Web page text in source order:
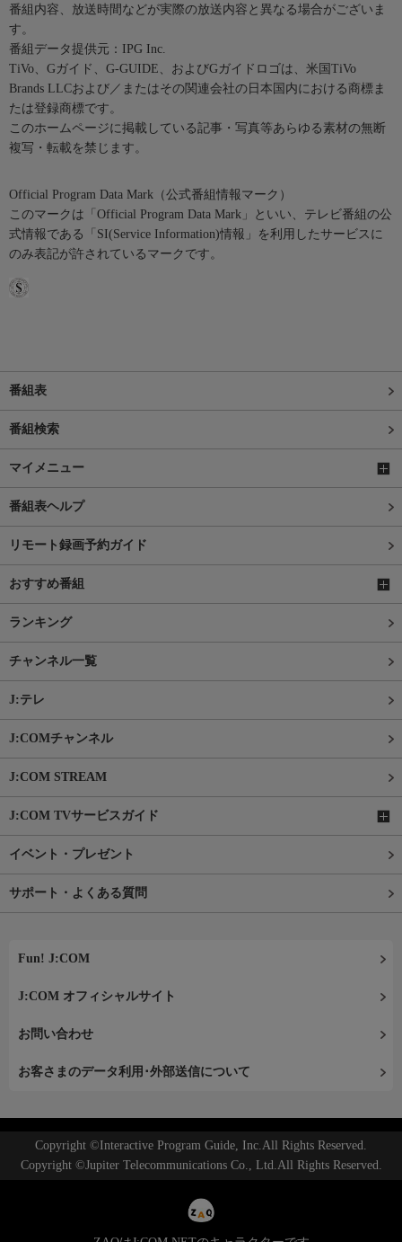
番組内容、放送時間などが実際の放送内容と異なる場合がございま
す。
番組データ提供元：IPG Inc.
TiVo、Gガイド、G-GUIDE、およびGガイドロゴは、米国TiVo
Brands LLCおよび／またはその関連会社の日本国内における商標ま
たは登録商標です。
このホームページに掲載している記事・写真等あらゆる素材の無断
複写・転載を禁じます。
Official Program Data Mark（公式番組情報マーク）
このマークは「Official Program Data Mark」といい、テレビ番組の公
式情報である「SI(Service Information)情報」を利用したサービスに
のみ表記が許されているマークです。
番組表
番組検索
マイメニュー
番組表ヘルプ
リモート録画予約ガイド
おすすめ番組
ランキング
チャンネル一覧
J:テレ
J:COMチャンネル
J:COM STREAM
J:COM TVサービスガイド
イベント・プレゼント
サポート・よくある質問
Fun! J:COM
J:COM オフィシャルサイト
お問い合わせ
お客さまのデータ利用･外部送信について
Copyright ©Interactive Program Guide, Inc.All Rights Reserved.
Copyright ©Jupiter Telecommunications Co., Ltd.All Rights Reserved.